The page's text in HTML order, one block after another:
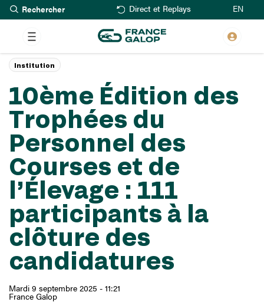
Aller
au
contenu
principal
Rechercher Direct et Replays EN
10ème Édition des
Trophées du
Personnel des
Courses et de
l’Élevage : 111
participants à la
clôture des
candidatures
Mardi 9 septembre 2025 - 11:21
France Galop
Institution